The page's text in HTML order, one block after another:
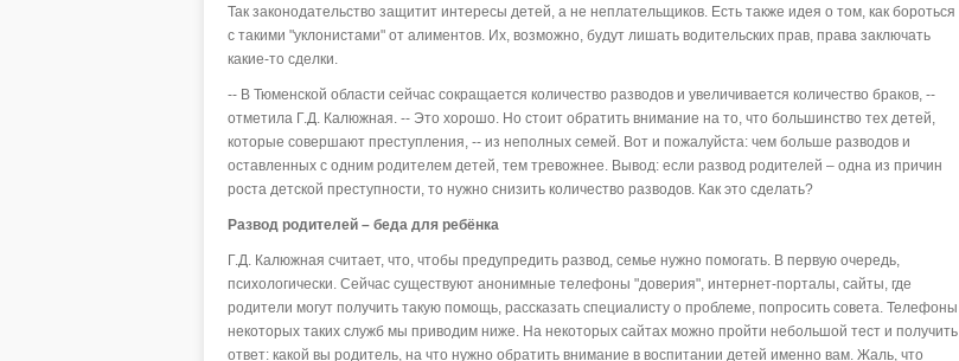
Так законодательство защитит интересы детей, а не неплательщиков. Есть также идея о том, как бороться
с такими "уклонистами" от алиментов. Их, возможно, будут лишать водительских прав, права заключать
какие-то сделки.
-- В Тюменской области сейчас сокращается количество разводов и увеличивается количество браков, --
отметила Г.Д. Калюжная. -- Это хорошо. Но стоит обратить внимание на то, что большинство тех детей,
которые совершают преступления, -- из неполных семей. Вот и пожалуйста: чем больше разводов и
оставленных с одним родителем детей, тем тревожнее. Вывод: если развод родителей – одна из причин
роста детской преступности, то нужно снизить количество разводов. Как это сделать?
Развод родителей – беда для ребёнка
Г.Д. Калюжная считает, что, чтобы предупредить развод, семье нужно помогать. В первую очередь,
психологически. Сейчас существуют анонимные телефоны "доверия", интернет-порталы, сайты, где
родители могут получить такую помощь, рассказать специалисту о проблеме, попросить совета. Телефоны
некоторых таких служб мы приводим ниже. На некоторых сайтах можно пройти небольшой тест и получить
ответ: какой вы родитель, на что нужно обратить внимание в воспитании детей именно вам. Жаль, что